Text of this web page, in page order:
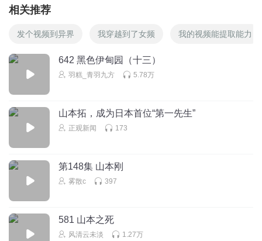
相关推荐
发个视频到异界 我穿越到了女频 我的视频能提取能力
642 黑色伊甸园（十三）
羽糕_青羽九方 5.78万
山本拓，成为日本首位“第一先生”
正观新闻 173
第148集 山本刚
雾散c 397
581 山本之死
风清云未淡 1.27万